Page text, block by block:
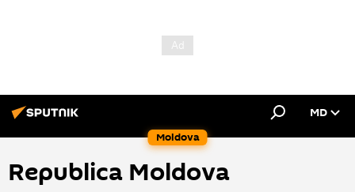
Moldova
MD
Republica Moldova